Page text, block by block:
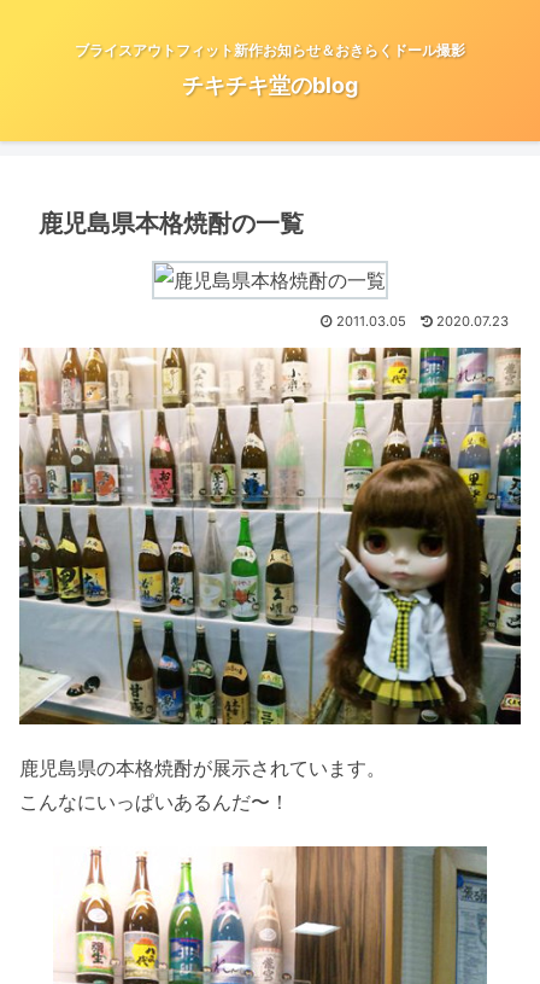
ブライスアウトフィット新作お知らせ＆おきらくドール撮影
チキチキ堂のblog
鹿児島県本格焼酎の一覧
2011.03.05 2020.07.23
鹿児島県の本格焼酎が展示されています。
こんなにいっぱいあるんだ〜！